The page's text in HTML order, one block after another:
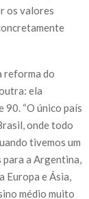
os valores
reforma do
ela
90. “O único país
onde todo
tivemos um
a Argentina,
Europa e Ásia,
médio muito